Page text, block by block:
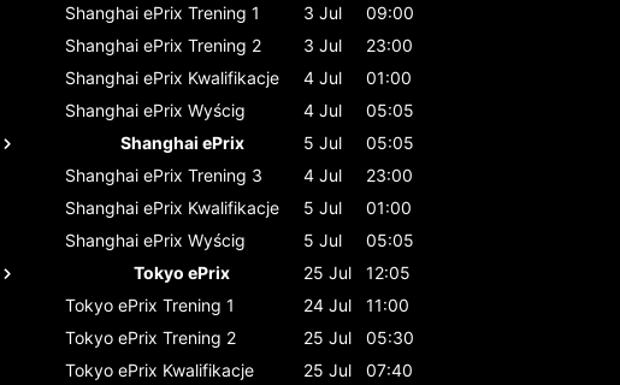
Shanghai ePrix Trening 1 3 Jul
09:00
Shanghai ePrix Trening 2 3 Jul
23:00
Shanghai ePrix Kwalifikacje 4 Jul
01:00
Shanghai ePrix Wyścig 4 Jul
05:05
Shanghai ePrix
5 Jul
05:05
Shanghai ePrix Trening 3 4 Jul
23:00
Shanghai ePrix Kwalifikacje 5 Jul
01:00
Shanghai ePrix Wyścig 5 Jul
05:05
Tokyo ePrix
25 Jul
12:05
Tokyo ePrix Trening 1 24 Jul
11:00
Tokyo ePrix Trening 2 25 Jul
05:30
Tokyo ePrix Kwalifikacje 25 Jul
07:40